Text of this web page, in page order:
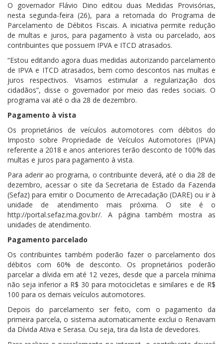
O governador Flávio Dino editou duas Medidas Provisórias,
nesta segunda-feira (26), para a retomada do Programa de
Parcelamento de Débitos Fiscais. A iniciativa permite redução
de multas e juros, para pagamento à vista ou parcelado, aos
contribuintes que possuem IPVA e ITCD atrasados.
“Estou editando agora duas medidas autorizando parcelamento
de IPVA e ITCD atrasados, bem como descontos nas multas e
juros respectivos. Visamos estimular a regularização dos
cidadãos”, disse o governador por meio das redes sociais. O
programa vai até o dia 28 de dezembro.
Pagamento à vista
Os proprietários de veículos automotores com débitos do
Imposto sobre Propriedade de Veículos Automotores (IPVA)
referente a 2018 e anos anteriores terão desconto de 100% das
multas e juros para pagamento à vista.
Para aderir ao programa, o contribuinte deverá, até o dia 28 de
dezembro, acessar o site da Secretaria de Estado da Fazenda
(Sefaz) para emitir o Documento de Arrecadação (DARE) ou ir à
unidade de atendimento mais próxima. O site é o
http://portal.sefaz.ma.gov.br/. A página também mostra as
unidades de atendimento.
Pagamento parcelado
Os contribuintes também poderão fazer o parcelamento dos
débitos com 60% de desconto. Os proprietários poderão
parcelar a dívida em até 12 vezes, desde que a parcela mínima
não seja inferior a R$ 30 para motocicletas e similares e de R$
100 para os demais veículos automotores.
Depois do parcelamento ser feito, com o pagamento da
primeira parcela, o sistema automaticamente exclui o Renavam
da Dívida Ativa e Serasa. Ou seja, tira da lista de devedores.